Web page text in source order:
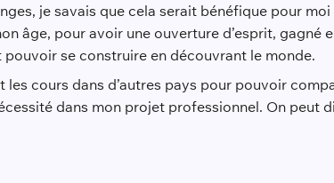
je savais que cela serait bénéfique pour
âge, pour avoir une ouverture d’esprit, gagné
se construire en découvrant le monde.
cours dans d’autres pays pour pouvoir
dans mon projet professionnel. On peut